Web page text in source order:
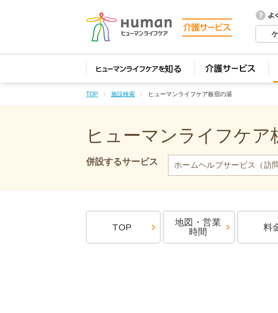
TOP 施設検索 ヒューマンライフケア板宿の湯
ヒューマンライフケ
併設するサービス ホームヘルプサービス（訪
TOP
地図・営業
時間
料